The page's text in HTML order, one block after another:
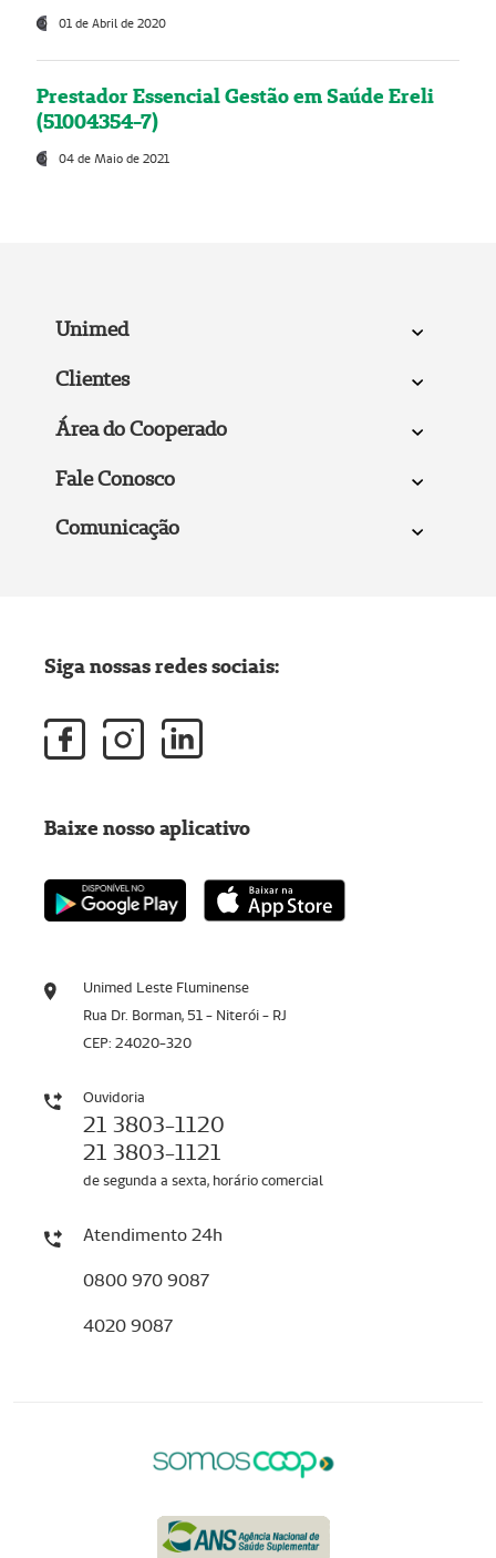
01 de Abril de 2020
Prestador Essencial Gestão em Saúde Ereli
(51004354-7)
04 de Maio de 2021
Unimed
Clientes
Área do Cooperado
Fale Conosco
Comunicação
Unimed Leste Fluminense
Rua Dr. Borman, 51 - Niterói - RJ
CEP: 24020-320
Ouvidoria
21 3803-1120
21 3803-1121
de segunda a sexta, horário comercial
Atendimento 24h
0800 970 9087
4020 9087
Siga nossas redes sociais:
Baixe nosso aplicativo